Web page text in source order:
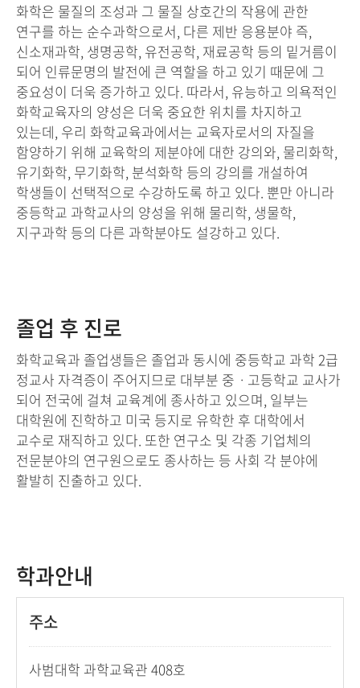
화학은 물질의 조성과 그 물질 상호간의 작용에 관한
연구를 하는 순수과학으로서, 다른 제반 응용분야 즉,
신소재과학, 생명공학, 유전공학, 재료공학 등의 밑거름이
되어 인류문명의 발전에 큰 역할을 하고 있기 때문에 그
중요성이 더욱 증가하고 있다. 따라서, 유능하고 의욕적인
화학교육자의 양성은 더욱 중요한 위치를 차지하고
있는데, 우리 화학교육과에서는 교육자로서의 자질을
함양하기 위해 교육학의 제분야에 대한 강의와, 물리화학,
유기화학, 무기화학, 분석화학 등의 강의를 개설하여
학생들이 선택적으로 수강하도록 하고 있다. 뿐만 아니라
중등학교 과학교사의 양성을 위해 물리학, 생물학,
지구과학 등의 다른 과학분야도 설강하고 있다.
졸업 후 진로
화학교육과 졸업생들은 졸업과 동시에 중등학교 과학 2급
정교사 자격증이 주어지므로 대부분 중ㆍ고등학교 교사가
되어 전국에 걸쳐 교육계에 종사하고 있으며, 일부는
대학원에 진학하고 미국 등지로 유학한 후 대학에서
교수로 재직하고 있다. 또한 연구소 및 각종 기업체의
전문분야의 연구원으로도 종사하는 등 사회 각 분야에
활발히 진출하고 있다.
학과안내
주소
사범대학 과학교육관 408호